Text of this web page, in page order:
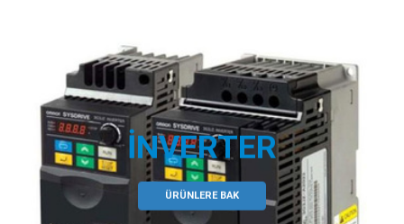
İNVERTER
ÜRÜNLERE BAK